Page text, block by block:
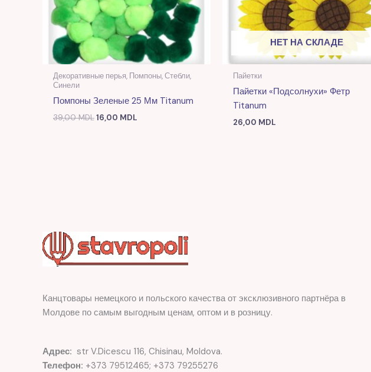
Декоративные перья, Помпоны, Стебли,
Синели
Помпоны Зеленые 25 Мм Titanum
39,00MDL16,00 MDL
НЕТ НА СКЛАДЕ
Пайетки
Пайетки «Подсолнухи» Фетр
Titanum
26,00 MDL
Канцтовары немецкого и польского качества от эксклюзивного партнёра в
Молдове по самым выгодным ценам, оптом и в розницу.
Адрес: str V.Dicescu 116, Chisinau, Moldova.
Телефон: +373 79512465; +373 79255276